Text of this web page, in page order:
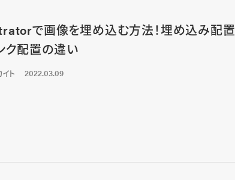
で画像を埋め込む方法！埋め込み配置
ク配置の違い
ト 2022.03.09